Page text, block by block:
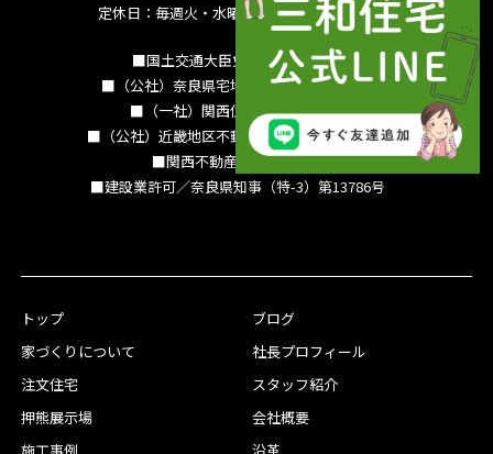
定休日：毎週火・水曜日 夏季休暇 年末年始
■国土交通大臣免許（15）994号
■（公社）奈良県宅地建物取引業協会会員
■（一社）関西住宅産業協会会員
■（公社）近畿地区不動産公正取引協議会加盟
■関西不動産情報センター
■建設業許可／奈良県知事（特-3）第13786号
トップ
家づくりについて
注文住宅
押熊展示場
ブログ
社長プロフィール
スタッフ紹介
会社概要